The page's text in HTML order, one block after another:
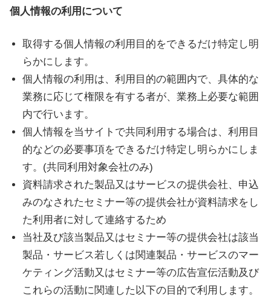
し
す。
た、
自
治
体
が
進
め
る
DX
を
中
心
個人情報の利用について
取得する個人情報の利用目的をできるだけ特定し明
らかにします。
個人情報の利用は、利用目的の範囲内で、具体的な
業務に応じて権限を有する者が、業務上必要な範囲
内で行います。
個人情報を当サイトで共同利用する場合は、利用目
的などの必要事項をできるだけ特定し明らかにしま
す。(共同利用対象会社のみ)
資料請求された製品又はサービスの提供会社、申込
みのなされたセミナー等の提供会社が資料請求をし
た利用者に対して連絡するため
当社及び該当製品又はセミナー等の提供会社は該当
製品・サービス若しくは関連製品・サービスのマー
ケティング活動又はセミナー等の広告宣伝活動及び
これらの活動に関連した以下の目的で利用します。